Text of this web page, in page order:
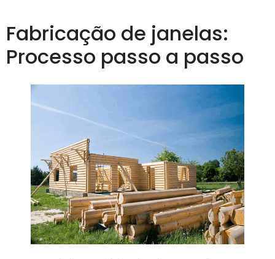
Fabricação de janelas:
Processo passo a passo